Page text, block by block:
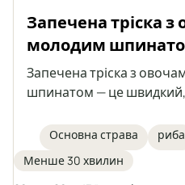
Запечена тріска
молодим
Запечена тріска з
шпинатом — це
тріски запікаються на
ароматних спецій,
масла. Чудова ідея для
Основна страва риба
Менше 30 хвилин